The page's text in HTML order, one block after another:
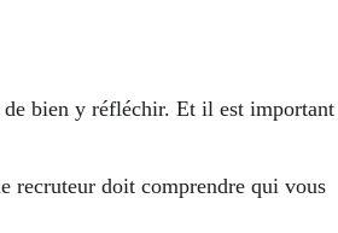
bien y réfléchir. Et il est important
recruteur doit comprendre qui vous